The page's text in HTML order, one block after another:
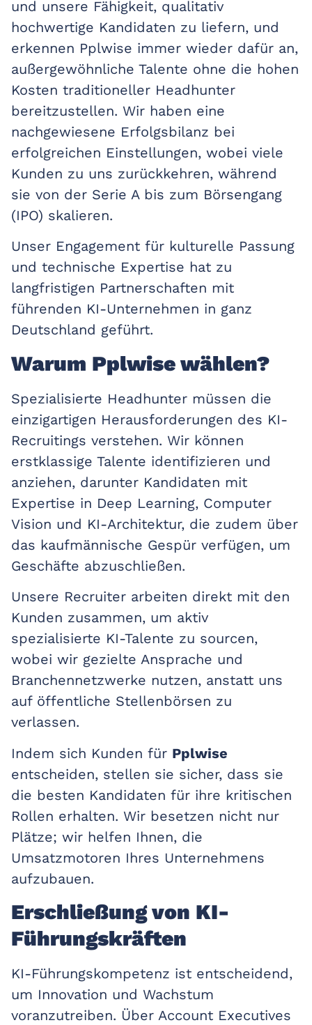
und unsere Fähigkeit, qualitativ
hochwertige Kandidaten zu liefern, und
erkennen Pplwise immer wieder dafür an,
außergewöhnliche Talente ohne die hohen
Kosten traditioneller Headhunter
bereitzustellen. Wir haben eine
nachgewiesene Erfolgsbilanz bei
erfolgreichen Einstellungen, wobei viele
Kunden zu uns zurückkehren, während
sie von der Serie A bis zum Börsengang
(IPO) skalieren.
Unser Engagement für kulturelle Passung
und technische Expertise hat zu
langfristigen Partnerschaften mit
führenden KI-Unternehmen in ganz
Deutschland geführt.
Warum Pplwise wählen?
Spezialisierte Headhunter müssen die
einzigartigen Herausforderungen des KI-
Recruitings verstehen. Wir können
erstklassige Talente identifizieren und
anziehen, darunter Kandidaten mit
Expertise in Deep Learning, Computer
Vision und KI-Architektur, die zudem über
das kaufmännische Gespür verfügen, um
Geschäfte abzuschließen.
Unsere Recruiter arbeiten direkt mit den
Kunden zusammen, um aktiv
spezialisierte KI-Talente zu sourcen,
wobei wir gezielte Ansprache und
Branchennetzwerke nutzen, anstatt uns
auf öffentliche Stellenbörsen zu
verlassen.
Indem sich Kunden für Pplwise
entscheiden, stellen sie sicher, dass sie
die besten Kandidaten für ihre kritischen
Rollen erhalten. Wir besetzen nicht nur
Plätze; wir helfen Ihnen, die
Umsatzmotoren Ihres Unternehmens
aufzubauen.
Erschließung von KI-
Führungskräften
KI-Führungskompetenz ist entscheidend,
um Innovation und Wachstum
voranzutreiben. Über Account Executives